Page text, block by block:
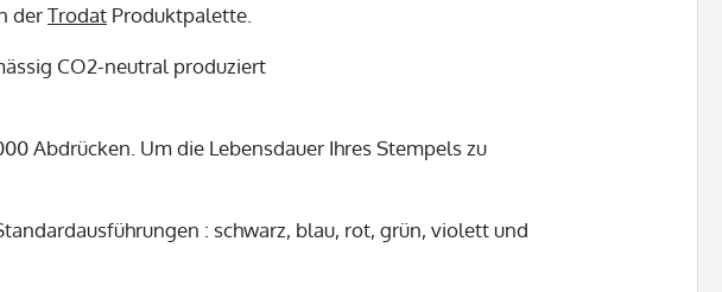
derTrodat Produktpalette.
CO2-neutral produziert
Abdrücken. Um die Lebensdauer Ihres Stempels zu
: schwarz, blau, rot, grün, violett und